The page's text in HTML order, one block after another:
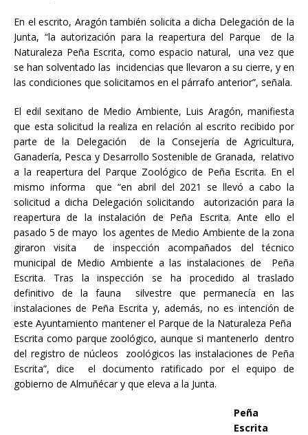
En el escrito, Aragón también solicita a dicha Delegación de la
Junta, “la autorización para la reapertura del Parque de la
Naturaleza Peña Escrita, como espacio natural, una vez que
se han solventado las incidencias que llevaron a su cierre, y en
las condiciones que solicitamos en el párrafo anterior”, señala.
El edil sexitano de Medio Ambiente, Luis Aragón, manifiesta
que esta solicitud la realiza en relación al escrito recibido por
parte de la Delegación de la Consejería de Agricultura,
Ganadería, Pesca y Desarrollo Sostenible de Granada, relativo
a la reapertura del Parque Zoológico de Peña Escrita. En el
mismo informa que “en abril del 2021 se llevó a cabo la
solicitud a dicha Delegación solicitando autorización para la
reapertura de la instalación de Peña Escrita. Ante ello el
pasado 5 de mayo los agentes de Medio Ambiente de la zona
giraron visita de inspección acompañados del técnico
municipal de Medio Ambiente a las instalaciones de Peña
Escrita. Tras la inspección se ha procedido al traslado
definitivo de la fauna silvestre que permanecía en las
instalaciones de Peña Escrita y, además, no es intención de
este Ayuntamiento mantener el Parque de la Naturaleza Peña
Escrita como parque zoológico, aunque si mantenerlo dentro
del registro de núcleos zoológicos las instalaciones de Peña
Escrita”, dice el documento ratificado por el equipo de
gobierno de Almuñécar y que eleva a la Junta.
Peña
Escrita